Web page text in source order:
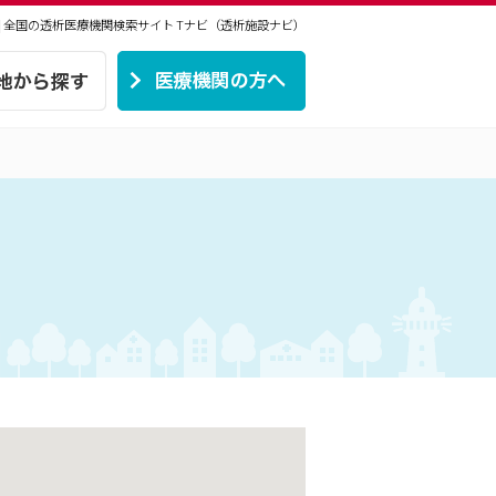
国の透析医療機関検索サイトTナビ（透析施設ナビ）